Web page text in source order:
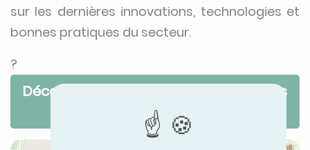
sur les dernières innovations, technologies et
bonnes pratiques du secteur.
?
Découvrez le programme complet
des
deux journées